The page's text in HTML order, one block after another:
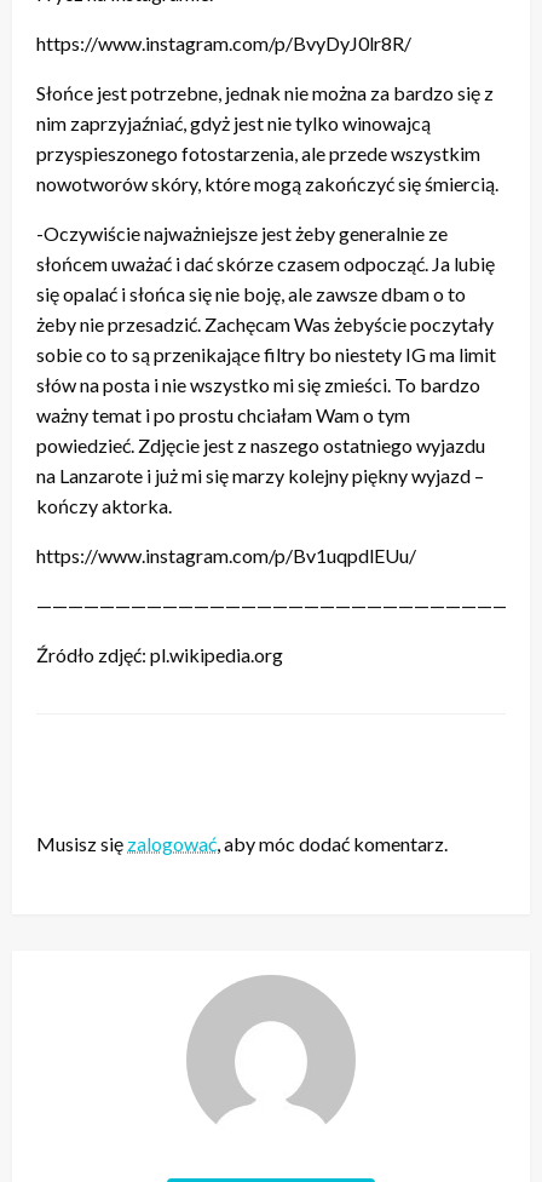
https://www.instagram.com/p/BvyDyJ0lr8R/
Słońce jest potrzebne, jednak nie można za bardzo się z
nim zaprzyjaźniać, gdyż jest nie tylko winowajcą
przyspieszonego fotostarzenia, ale przede wszystkim
nowotworów skóry, które mogą zakończyć się śmiercią.
-Oczywiście najważniejsze jest żeby generalnie ze
słońcem uważać i dać skórze czasem odpocząć. Ja lubię
się opalać i słońca się nie boję, ale zawsze dbam o to
żeby nie przesadzić. Zachęcam Was żebyście poczytały
sobie co to są przenikające filtry bo niestety IG ma limit
słów na posta i nie wszystko mi się zmieści. To bardzo
ważny temat i po prostu chciałam Wam o tym
powiedzieć. Zdjęcie jest z naszego ostatniego wyjazdu
na Lanzarote i już mi się marzy kolejny piękny wyjazd –
kończy aktorka.
https://www.instagram.com/p/Bv1uqpdlEUu/
———————————————————————————————
Źródło zdjęć: pl.wikipedia.org
Musisz się zalogować, aby móc dodać komentarz.